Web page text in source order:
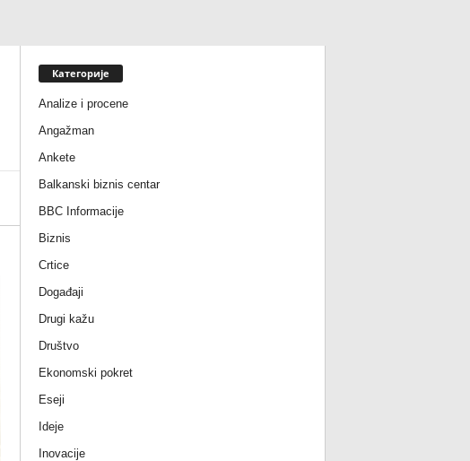
Категорије
Analize i procene
Angažman
Ankete
Balkanski biznis centar
BBC Informacije
Biznis
Crtice
Događaji
Drugi kažu
Društvo
Ekonomski pokret
Eseji
Ideje
Inovacije